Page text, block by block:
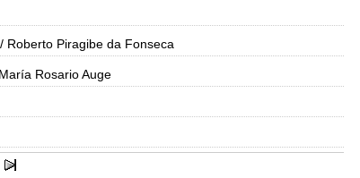
/ Roberto Piragibe da Fonseca
Rosario Auge